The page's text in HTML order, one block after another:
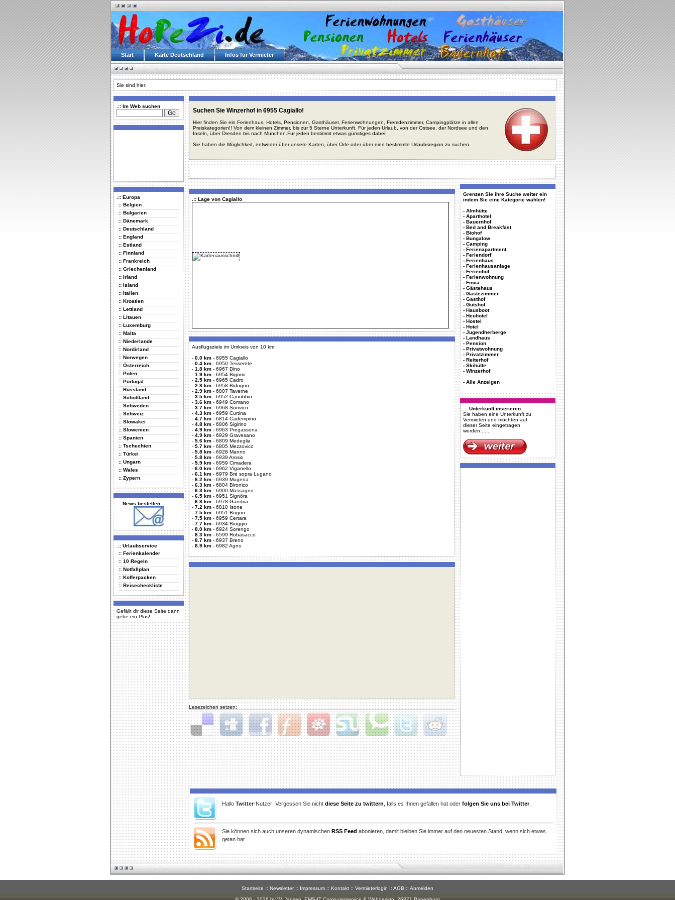
Start Karte Deutschland Infos für Vermieter
Sie sind hier:
.:: Im Web suchen
.:: Europa
:: Belgien
:: Bulgarien
:: Dänemark
:: Deutschland
:: England
:: Estland
:: Finnland
:: Frankreich
:: Griechenland
:: Irland
:: Island
:: Italien
:: Kroatien
:: Lettland
:: Litauen
:: Luxemburg
:: Malta
:: Niederlande
:: Nordirland
:: Norwegen
:: Österreich
:: Polen
:: Portugal
:: Russland
:: Schottland
:: Schweden
:: Schweiz
:: Slowakei
:: Slowenien
:: Spanien
:: Tschechien
:: Türkei
:: Ungarn
:: Wales
:: Zypern
.:: News bestellen
.:: Urlaubservice
:: Ferienkalender
:: 10 Regeln
:: Notfallplan
:: Kofferpacken
:: Reisecheckliste
Gefällt dir diese Seite dann
gebe ein Plus!
Suchen Sie Winzerhof in 6955 Cagiallo!
Hier finden Sie ein Ferienhaus, Hotels, Pensionen, Gasthäuser, Ferienwohnungen, Fremdenzimmer, Campingplätze in allen
Preiskategorien!! Von dem kleinen Zimmer, bis zur 5 Sterne Unterkunft. Für jeden Urlaub, von der Ostsee, der Nordsee und den
Inseln, über Dresden bis nach München.Für jeden bestimmt etwas günstiges dabei!
Sie haben die Möglichkeit, entweder über unsere Karten, über Orte oder über eine bestimmte Urlaubsregion zu suchen.
.:: Lage von Cagiallo
Ausflugsziele im Umkreis von 10 km:
- 0.0 km - 6955 Cagiallo
- 0.4 km - 6950 Tesserete
- 1.8 km - 6967 Dino
- 1.9 km - 6954 Bigorio
- 2.5 km - 6965 Cadro
- 2.8 km - 6958 Bidogno
- 2.9 km - 6807 Taverne
- 3.5 km - 6952 Canobbio
- 3.6 km - 6949 Comano
- 3.7 km - 6968 Sonvico
- 4.3 km - 6959 Curtina
- 4.7 km - 6814 Cadempino
- 4.8 km - 6806 Sigirino
- 4.9 km - 6963 Pregassona
- 4.9 km - 6929 Gravesano
- 5.6 km - 6809 Medeglia
- 5.7 km - 6805 Mezzovico
- 5.8 km - 6928 Manno
- 5.8 km - 6939 Arosio
- 5.9 km - 6959 Cimadera
- 6.0 km - 6962 Viganello
- 6.1 km - 6979 Brè sopra Lugano
- 6.2 km - 6939 Mugena
- 6.3 km - 6804 Bironico
- 6.3 km - 6900 Massagno
- 6.5 km - 6951 Signôra
- 6.8 km - 6978 Gandria
- 7.2 km - 6810 Isone
- 7.5 km - 6951 Bogno
- 7.5 km - 6959 Certara
- 7.7 km - 6934 Bioggio
- 8.0 km - 6924 Sorengo
- 8.3 km - 6599 Robasacco
- 8.7 km - 6937 Breno
- 8.9 km - 6982 Agno
Lesezeichen setzen:
Delicious Digg Facebook Furl StudiVZ StumbleUponTechnorati Twitter Reddit
Grenzen Sie ihre Suche weiter ein
indem Sie eine Kategorie wählen!
- Almhütte
- Aparthotel
- Bauernhof
- Bed and Breakfast
- Biohof
- Bungalow
- Camping
- Ferienapartment
- Feriendorf
- Ferienhaus
- Ferienhausanlage
- Ferienhof
- Ferienwohnung
- Finca
- Gästehaus
- Gästezimmer
- Gasthof
- Gutshof
- Hausboot
- Heuhotel
- Hostel
- Hotel
- Jugendherberge
- Landhaus
- Pension
- Privatwohnung
- Privatzimmer
- Reiterhof
- Skihütte
- Winzerhof
- Alle Anzeigen
.:: Unterkunft inserieren
Sie haben eine Unterkunft zu
Vermieten und möchten auf
dieser Seite eingetragen
werden......
Hallo Twitter-Nutzer! Vergessen Sie nicht diese Seite zu twittern , falls es Ihnen gefallen hat oder folgen Sie uns bei Twitter.
Sie können sich auch unseren dynamischen RSS Feed abonieren, damit bleiben Sie immer auf den neuesten Stand, wenn sich etwas
getan hat.
Startseite :: Newsletter :: Impressum :: Kontakt :: Vermieterlogin :: AGB :: Anmelden